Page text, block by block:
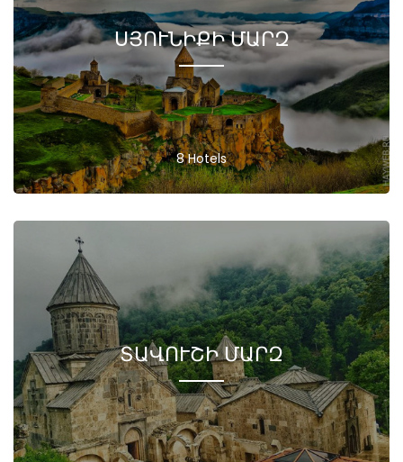
ՍՅՈՒՆԻՔԻ ՄԱՐԶ
8 Hotels
ՏԱՎՈՒՇԻ ՄԱՐԶ